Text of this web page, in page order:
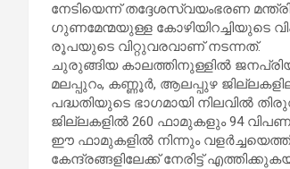
നേടിയെന്ന് തദ്ദേശസ്വയംഭരണ മന്ത്രി
ഗുണമേന്മയുള്ള കോഴിയിറച്ചിയുടെ
രൂപയുടെ വിറ്റുവരവാണ് നടന്നത്.
ചുരുങ്ങിയ കാലത്തിനുള്ളിൽ
മലപ്പുറം, കണ്ണൂർ, ആലപ്പുഴ
പദ്ധതിയുടെ ഭാഗമായി നിലവിൽ
ജില്ലകളിൽ 260 ഫാമുകളും 94
ഈ ഫാമുകളിൽ നിന്നും
കേന്ദ്രങ്ങളിലേക്ക് നേരിട്ട്